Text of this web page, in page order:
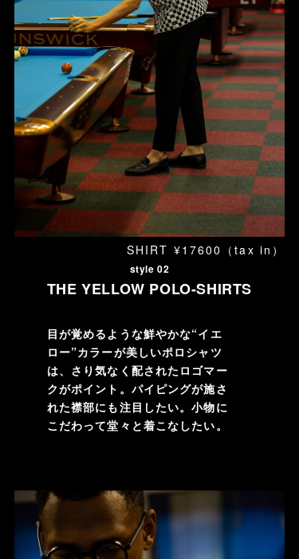
SHIRT ¥17600（tax in）
style 02
THE YELLOW POLO-SHIRTS
目が覚めるような鮮やかな“イエ
ロー”カラーが美しいポロシャツ
は、さり気なく配されたロゴマー
クがポイント。パイピングが施さ
れた襟部にも注目したい。小物に
こだわって堂々と着こなしたい。